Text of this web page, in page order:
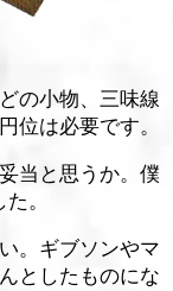
の小物、三味線
位は必要です。
当と思うか。僕
。
。ギブソンやマ
としたものにな